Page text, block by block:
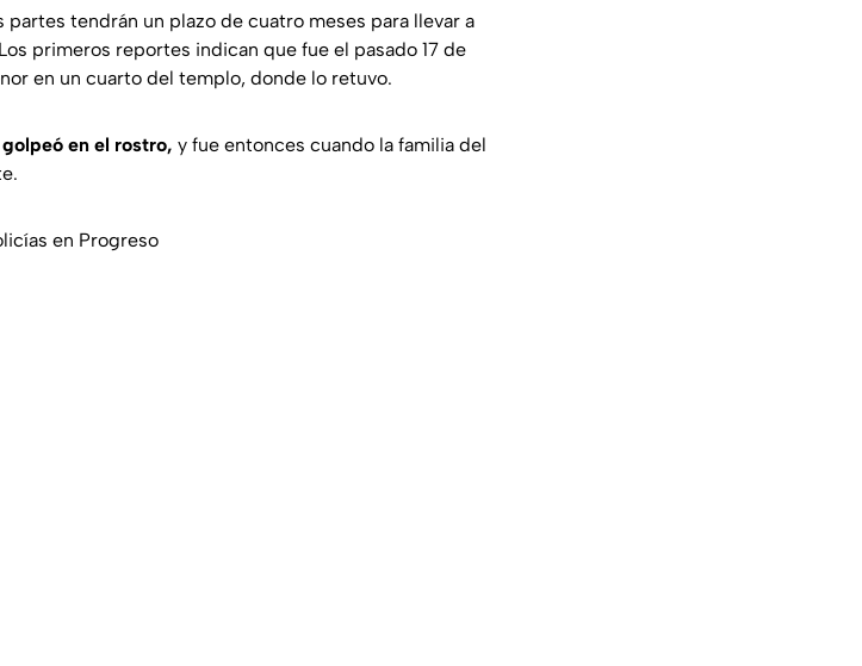
tendrán un plazo de cuatro meses para llevar a
primeros reportes indican que fue el pasado 17 de
en un cuarto del templo, donde lo retuvo.
golpeó en el rostro, y fue entonces cuando la familia del
en Progreso